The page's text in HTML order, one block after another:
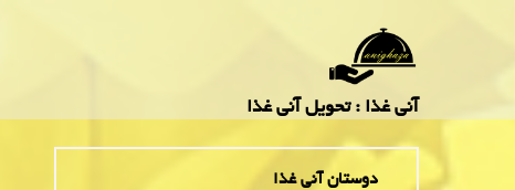
آنی غذا : تحویل آنی غذا
دوستان آنی غذا